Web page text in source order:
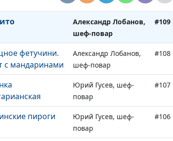
Александр Лобанов,
шеф-повар
#109
фетучини.
с мандаринами
Александр Лобанов,
шеф-повар
#108
Юрий Гусев, шеф-
повар
#107
пироги
Юрий Гусев, шеф-
повар
#106